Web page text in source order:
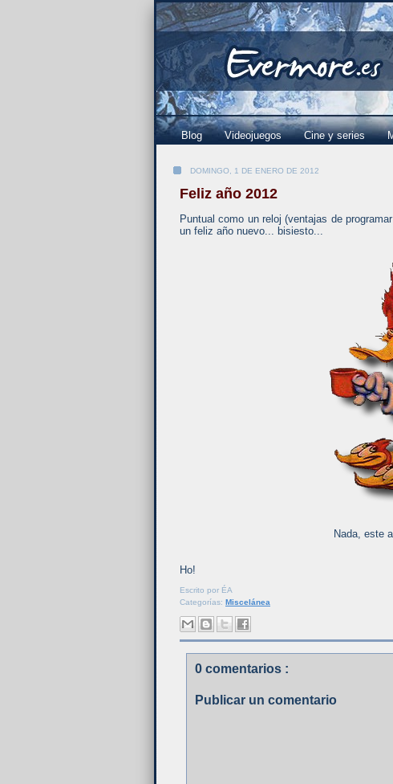
Blog Videojuegos Cine y series
DOMINGO, 1 DE ENERO DE 2012
Feliz año 2012
Puntual como un reloj (ventajas de
un feliz año nuevo... bisiesto...
Nada, este
Ho!
Escrito por ÉA
Categorías: Miscelánea
0 comentarios :
Publicar un comentario